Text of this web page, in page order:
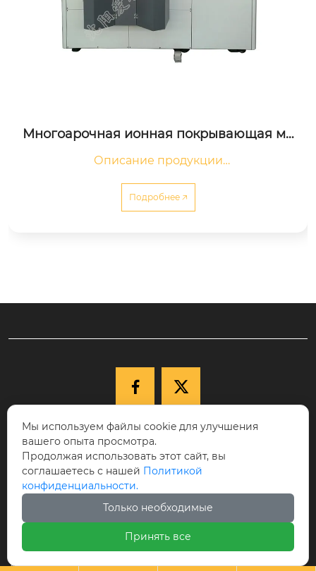
Многоарочная ионная покрывающая ма
Описание продукции
эффективное покрытие поверхностей
Мног...
Подробнее 🡥
 
 +86-15040177271

КНР, провинция Ляонин, г. Шэньян,
Новый район Шэньбэй, ул. Цююэху, д.
68-17, индекс 110122.

Авторское право©Шэньянская научно-техническая комп
Мы используем файлы cookie для улучшения
вашего опыта просмотра.
Продолжая использовать этот сайт, вы
соглашаетесь с нашей Политикой
конфиденциальности.
Только необходимые
Принять все